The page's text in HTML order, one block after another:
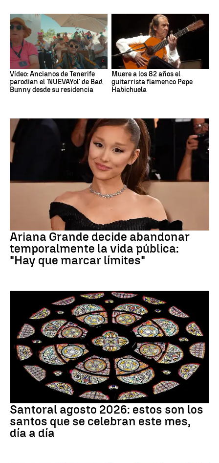
Vídeo: Ancianos de Tenerife
parodian el 'NUEVAYol' de Bad
Bunny desde su residencia
Muere a los 82 años el
guitarrista flamenco Pepe
Habichuela
Ariana Grande decide abandonar
temporalmente la vida pública:
"Hay que marcar límites"
Santoral agosto 2026: estos son los
santos que se celebran este mes,
día a día